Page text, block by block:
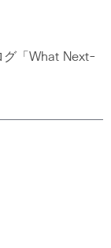
グ「What Next-